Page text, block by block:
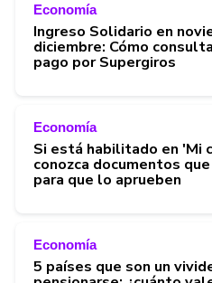
Economía
Ingreso Solidario en
diciembre: Cómo
pago por Supergiros
Economía
Si está habilitado en 'Mi
conozca documentos
para que lo aprueben
Economía
5 países que son un